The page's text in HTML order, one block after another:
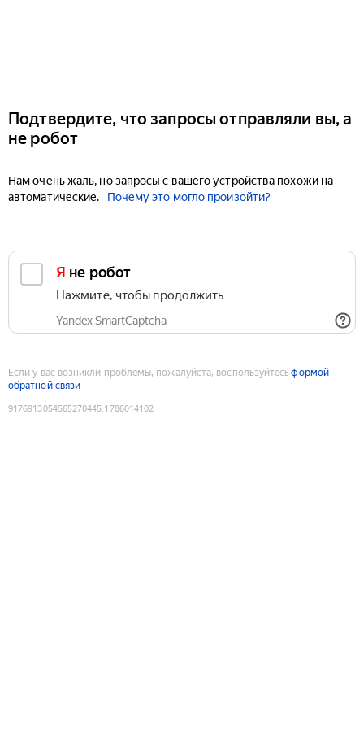
Подтвердите, что запросы отправляли вы, а
не робот
Нам очень жаль, но запросы с вашего устройства похожи на
автоматические.
Почему это могло произойти?
Я не робот
Нажмите, чтобы продолжить
Yandex SmartCaptcha
Если у вас возникли проблемы, пожалуйста, воспользуйтесьформой
обратной связи
9176913054565270445:1786014102